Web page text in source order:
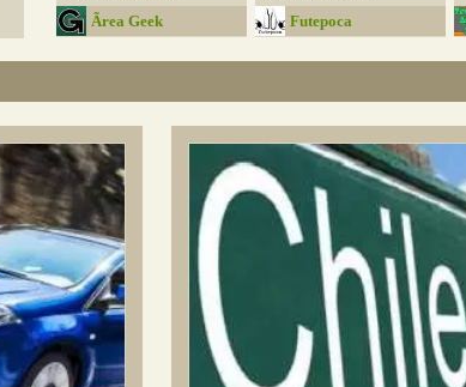
Ãrea Geek
Futepoca